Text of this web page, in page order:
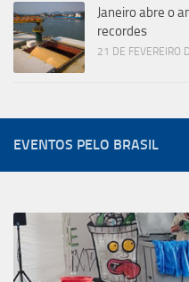
Janeiro abre o
recordes
21 DE FEVEREIRO
EVENTOS PELO BRASIL